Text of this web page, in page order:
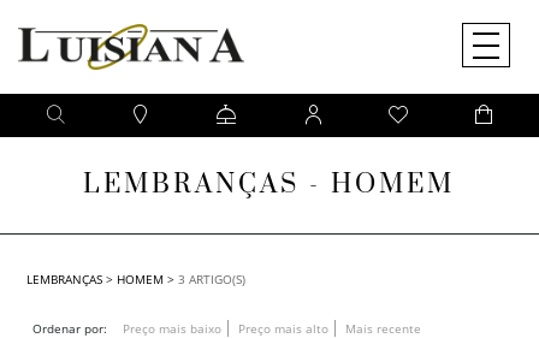
LEMBRANÇAS - HOMEM
LEMBRANÇAS> HOMEM >3 ARTIGO(S)
Ordenar por: Preço mais baixo Preço mais alto Mais recente
O QUE PROCURA?
Pesquise na nossa loja online um artigo da sua preferência